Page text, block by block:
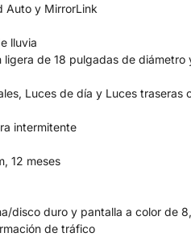
Auto y MirrorLink
lluvia
de 18 pulgadas de
Luces de día y Luces traseras
intermitente
12 meses
disco duro y pantalla a color de
de tráfico